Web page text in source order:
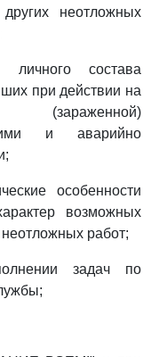
неотложных
состава
при действии на
(зараженной)
и аварийно
особенности
возможных
работ;
задач по